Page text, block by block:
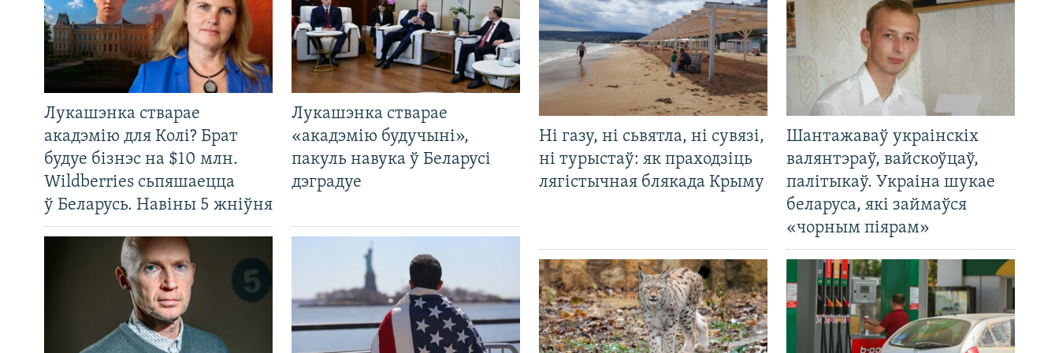
Лукашэнка стварае
акадэмію для Колі? Брат
будуе бізнэс на $10 млн.
Wildberries сьпяшаецца
ў Беларусь. Навіны 5 жніўня
Лукашэнка стварае
«акадэмію будучыні»,
пакуль навука ў Беларусі
дэградуе
Ні газу, ні сьвятла, ні сувязі,
ні турыстаў: як праходзіць
лягістычная блякада Крыму
Шантажаваў украінскіх
валянтэраў, вайскоўцаў,
палітыкаў. Украіна шукае
беларуса, які займаўся
«чорным піярам»